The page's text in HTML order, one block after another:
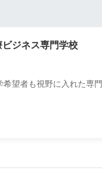
ジネス専門学校
希望者も視野に入れた専